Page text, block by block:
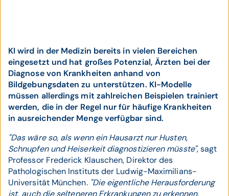
KI wird in der Medizin bereits in vielen Bereichen
eingesetzt und hat großes Potenzial, Ärzten bei der
Diagnose von Krankheiten anhand von
Bildgebungsdaten zu unterstützen. KI-Modelle
müssen allerdings mit zahlreichen Beispielen trainiert
werden, die in der Regel nur für häufige Krankheiten
in ausreichender Menge verfügbar sind.
"Das wäre so, als wenn ein Hausarzt nur Husten,
Schnupfen und Heiserkeit diagnostizieren müsste",sagt
Professor Frederick Klauschen, Direktor des
Pathologischen Instituts der Ludwig-Maximilians-
Universität München. "Die eigentliche Herausforderung
ist, auch die selteneren Erkrankungen zu erkennen.